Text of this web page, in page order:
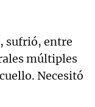
sufrió, entre
múltiples
Necesitó